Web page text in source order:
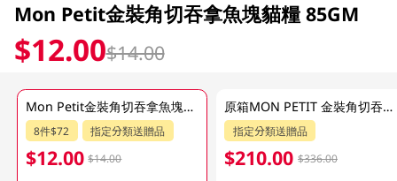
Mon Petit金裝角切吞拿魚塊貓糧 85GM
$12.00$14.00
Mon Petit金裝角切吞拿魚塊貓糧 85GM
8件$72 指定分類送贈品
$12.00 $14.00
原箱MON PETIT 金裝角切吞拿魚塊貓糧 24X85GM
指定分類送贈品
$210.00 $336.00